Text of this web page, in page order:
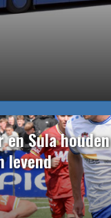
en Sula
levend